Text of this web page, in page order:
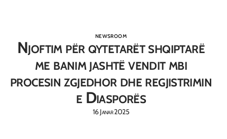
NEWSROOM
Njoftim për qytetarët shqiptarë
me banim jashtë vendit mbi
procesin zgjedhor dhe regjistrimin
e Diasporës
16 Janar 2025